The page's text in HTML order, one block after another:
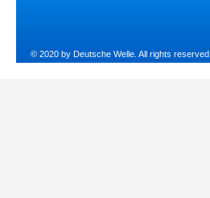
© 2020 by Deutsche Welle. All rights reserved.